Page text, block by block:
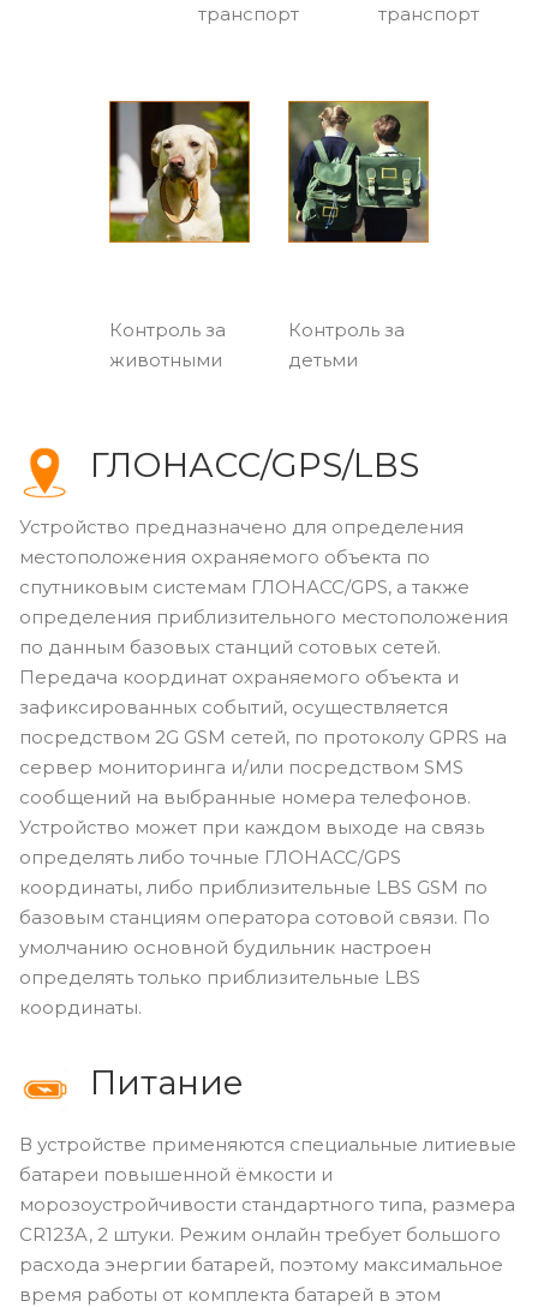
транспорт транспорт
Контроль за
животными
Контроль за
детьми
ГЛОНАСС/GPS/LBS
Устройство предназначено для определения
местоположения охраняемого объекта по
спутниковым системам ГЛОНАСС/GPS, а также
определения приблизительного местоположения
по данным базовых станций сотовых сетей.
Передача координат охраняемого объекта и
зафиксированных событий, осуществляется
посредством 2G GSM сетей, по протоколу GPRS на
сервер мониторинга и/или посредством SMS
сообщений на выбранные номера телефонов.
Устройство может при каждом выходе на связь
определять либо точные ГЛОНАСС/GPS
координаты, либо приблизительные LBS GSM по
базовым станциям оператора сотовой связи. По
умолчанию основной будильник настроен
определять только приблизительные LBS
координаты.
Питание
В устройстве применяются специальные литиевые
батареи повышенной ёмкости и
морозоустройчивости стандартного типа, размера
CR123A, 2 штуки. Режим онлайн требует большого
расхода энергии батарей, поэтому максимальное
время работы от комплекта батарей в этом